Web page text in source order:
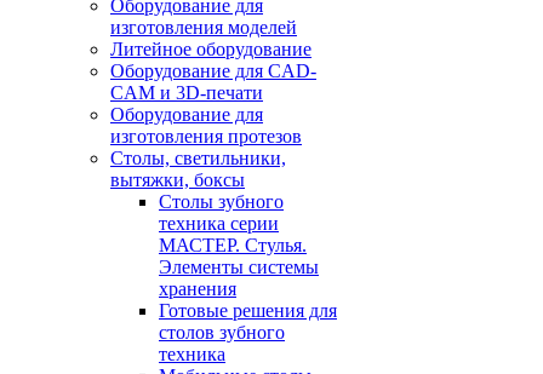
Оборудование для
изготовления моделей
Литейное оборудование
Оборудование для CAD-
CAM и 3D-печати
Оборудование для
изготовления протезов
Cтолы, светильники,
вытяжки, боксы
Столы зубного
техника серии
МАСТЕР. Стулья.
Элементы системы
хранения
Готовые решения для
столов зубного
техника